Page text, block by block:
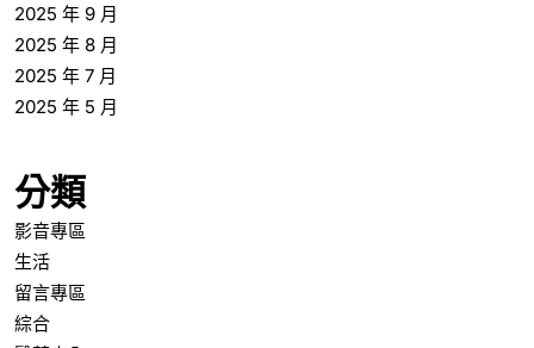
2025 年 9 月
2025 年 8 月
2025 年 7 月
2025 年 5 月
分類
影音專區
生活
留言專區
綜合